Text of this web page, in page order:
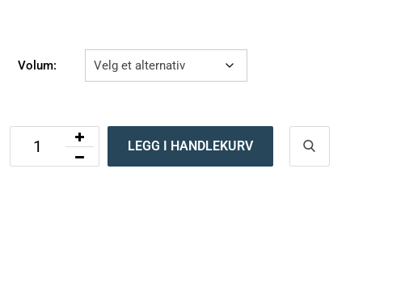
Volum:
LEGG I HANDLEKURV